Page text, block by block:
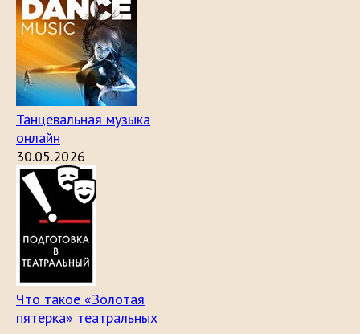
Танцевальная музыка
онлайн
30.05.2026
Что такое «Золотая
пятерка» театральных